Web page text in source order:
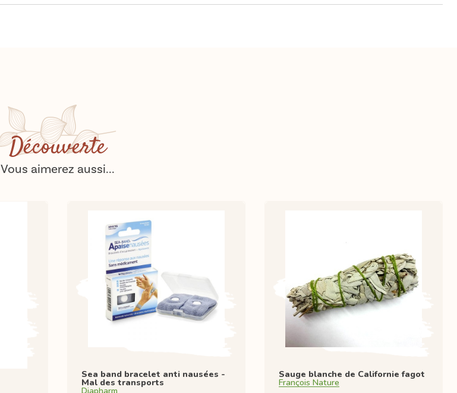
Découverte
Vous aimerez aussi...
Sea band bracelet anti nausées -
Mal des transports
Diapharm
Sauge blanche de Californie fagot
François Nature